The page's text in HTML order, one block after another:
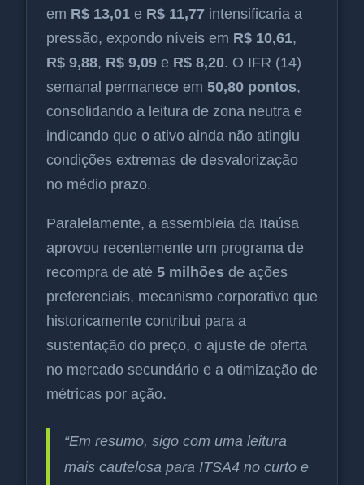
em R$ 13,01 e R$ 11,77 intensificaria a
pressão, expondo níveis em R$ 10,61,
R$ 9,88, R$ 9,09 e R$ 8,20. O IFR (14)
semanal permanece em 50,80 pontos,
consolidando a leitura de zona neutra e
indicando que o ativo ainda não atingiu
condições extremas de desvalorização
no médio prazo.
Paralelamente, a assembleia da Itaúsa
aprovou recentemente um programa de
recompra de até 5 milhões de ações
preferenciais, mecanismo corporativo que
historicamente contribui para a
sustentação do preço, o ajuste de oferta
no mercado secundário e a otimização de
métricas por ação.
“Em resumo, sigo com uma leitura
mais cautelosa para ITSA4 no curto e